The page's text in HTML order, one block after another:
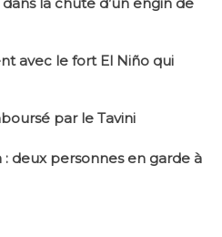
avec le fort El Niño qui
par le Tavini
deux personnes en garde à